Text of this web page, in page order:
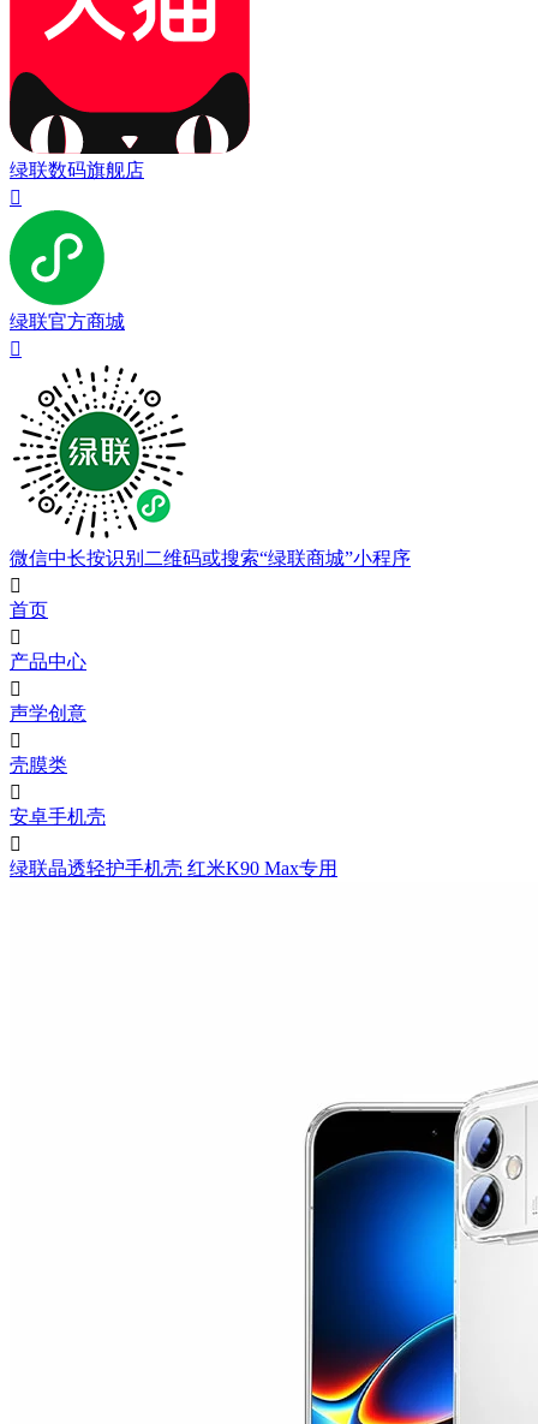
绿联数码旗舰店

绿联官方商城

微信中长按识别二维码或搜索“绿联商城”小程序

首页

产品中心

声学创意

壳膜类

安卓手机壳

绿联晶透轻护手机壳 红米K90 Max专用